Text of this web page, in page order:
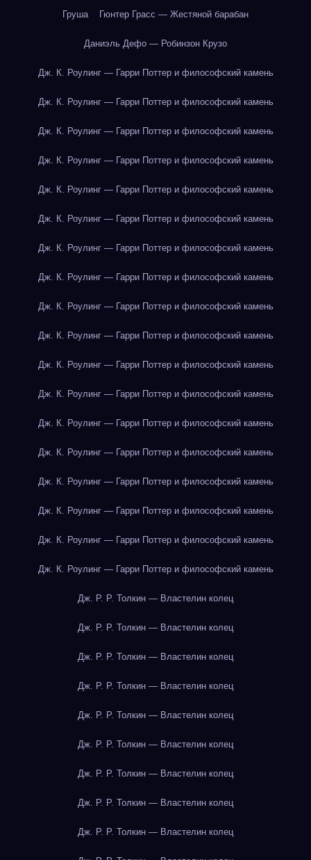
Груша Гюнтер Грасс — Жестяной барабан
Даниэль Дефо — Робинзон Крузо
Дж. К. Роулинг — Гарри Поттер и философский камень
Дж. К. Роулинг — Гарри Поттер и философский камень
Дж. К. Роулинг — Гарри Поттер и философский камень
Дж. К. Роулинг — Гарри Поттер и философский камень
Дж. К. Роулинг — Гарри Поттер и философский камень
Дж. К. Роулинг — Гарри Поттер и философский камень
Дж. К. Роулинг — Гарри Поттер и философский камень
Дж. К. Роулинг — Гарри Поттер и философский камень
Дж. К. Роулинг — Гарри Поттер и философский камень
Дж. К. Роулинг — Гарри Поттер и философский камень
Дж. К. Роулинг — Гарри Поттер и философский камень
Дж. К. Роулинг — Гарри Поттер и философский камень
Дж. К. Роулинг — Гарри Поттер и философский камень
Дж. К. Роулинг — Гарри Поттер и философский камень
Дж. К. Роулинг — Гарри Поттер и философский камень
Дж. К. Роулинг — Гарри Поттер и философский камень
Дж. К. Роулинг — Гарри Поттер и философский камень
Дж. К. Роулинг — Гарри Поттер и философский камень
Дж. Р. Р. Толкин — Властелин колец
Дж. Р. Р. Толкин — Властелин колец
Дж. Р. Р. Толкин — Властелин колец
Дж. Р. Р. Толкин — Властелин колец
Дж. Р. Р. Толкин — Властелин колец
Дж. Р. Р. Толкин — Властелин колец
Дж. Р. Р. Толкин — Властелин колец
Дж. Р. Р. Толкин — Властелин колец
Дж. Р. Р. Толкин — Властелин колец